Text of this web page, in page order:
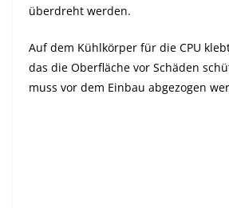
überdreht werden.
Auf dem Kühlkörper für die CPU
das die Oberfläche vor Schäden
muss vor dem Einbau abgezogen